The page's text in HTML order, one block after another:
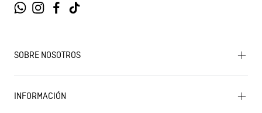
SOBRE NOSOTROS
Encuentra tu tienda
Historia de la marca
INFORMACIÓN